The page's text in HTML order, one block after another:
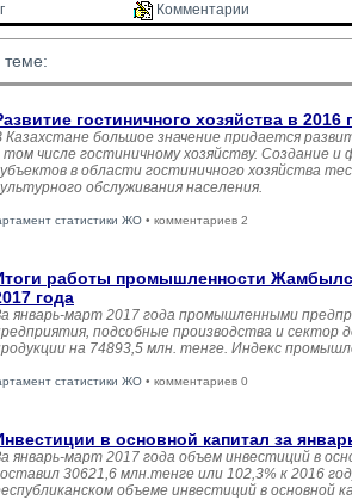
Комментарии
теме:
гостиничного хозяйства в 2016
Казахстане большое значение придается
том числе гостиничному хозяйству. Создание
в области гостиничного хозяйства
обслуживания населения.
статистики ЖО • комментариев 2
работы промышленности
года
январь-март 2017 года промышленными
подсобные производства и сектор
на 74893,5 млн. тенге. Индекс
статистики ЖО • комментариев 0
в основной капитал за
январь-март 2017 года объем инвестиций в
30621,6 млн.тенге или 102,3% к 2016
объеме инвестиций в основной